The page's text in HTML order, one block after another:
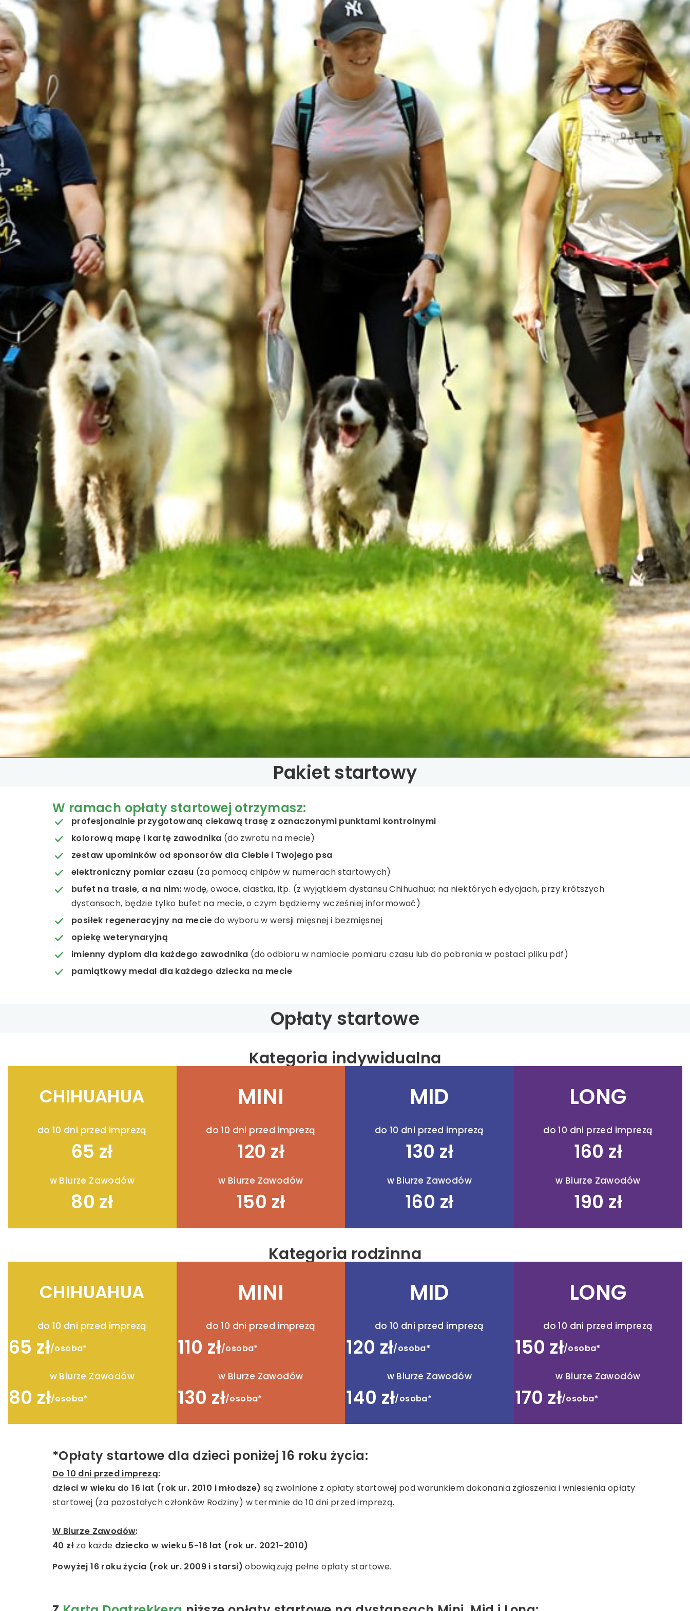
Pakiet startowy
W ramach opłaty startowej otrzymasz:
profesjonalnie przygotowaną ciekawą trasę z oznaczonymi punktami kontrolnymi
kolorową mapę i kartę zawodnika (do zwrotu na mecie)
zestaw upominków od sponsorów dla Ciebie i Twojego psa
elektroniczny pomiar czasu (za pomocą chipów w numerach startowych)
bufet na trasie, a na nim: wodę, owoce, ciastka, itp. (z wyjątkiem dystansu Chihuahua; na niektórych edycjach, przy krótszych
dystansach, będzie tylko bufet na mecie, o czym będziemy wcześniej informować)
posiłek regeneracyjny na meciedo wyboru w wersji mięsnej i bezmięsnej
opiekę weterynaryjną
imienny dyplom dla każdego zawodnika (do odbioru w namiocie pomiaru czasu lub do pobrania w postaci pliku pdf)
pamiątkowy medal dla każdego dziecka na mecie
Opłaty startowe
Kategoria indywidualna
CHIHUAHUA
do 10 dni przed imprezą
65 zł
w Biurze Zawodów
80 zł
MINI
do 10 dni przed imprezą
120 zł
w Biurze Zawodów
150 zł
MID
do 10 dni przed imprezą
130 zł
w Biurze Zawodów
160 zł
LONG
do 10 dni przed imprezą
160 zł
w Biurze Zawodów
190 zł
Kategoria rodzinna
CHIHUAHUA
do 10 dni przed imprezą
65 zł/osoba*
w Biurze Zawodów
80 zł/osoba*
MINI
do 10 dni przed imprezą
110 zł/osoba*
w Biurze Zawodów
130 zł/osoba*
MID
do 10 dni przed imprezą
120 zł/osoba*
w Biurze Zawodów
140 zł/osoba*
LONG
do 10 dni przed imprezą
150 zł/osoba*
w Biurze Zawodów
170 zł/osoba*
*Opłaty startowe dla dzieci poniżej 16 roku życia:
Do 10 dni przed imprezą:
dzieci w wieku do 16 lat (rok ur. 2010 i młodsze) są zwolnione z opłaty startowej pod warunkiem dokonania zgłoszenia i wniesienia opłaty
startowej (za pozostałych członków Rodziny) w terminie do 10 dni przed imprezą.
W Biurze Zawodów:
40 zł za każde dziecko w wieku 5-16 lat (rok ur. 2021-2010)
Powyżej 16 roku życia (rok ur. 2009 i starsi)obowiązują pełne opłaty startowe.